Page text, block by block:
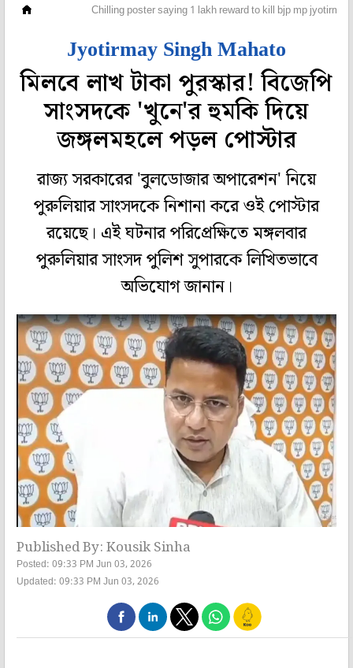
Chilling poster saying 1 lakh reward to kill bjp mp
Jyotirmay Singh Mahato
মিলবে লাখ টাকা পুরস্কার! বিজেপি
সাংসদকে 'খুনে'র হুমকি দিয়ে
জঙ্গলমহলে পড়ল পোস্টার
রাজ্য সরকারের 'বুলডোজার অপারেশন' নিয়ে
পুরুলিয়ার সাংসদকে নিশানা করে ওই পোস্টার
রয়েছে। এই ঘটনার পরিপ্রেক্ষিতে মঙ্গলবার
পুরুলিয়ার সাংসদ পুলিশ সুপারকে লিখিতভাবে
অভিযোগ জানান।
Published By: Kousik Sinha
Posted: 09:33 PM Jun 03, 2026
Updated: 09:33 PM Jun 03, 2026